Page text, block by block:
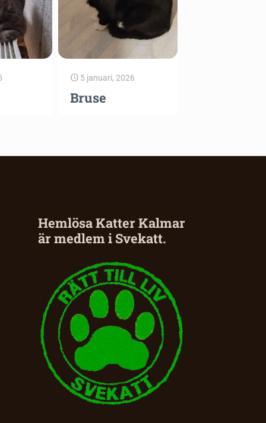
5 januari, 2026
Bruse
Hemlösa Katter Kalmar
är medlem i Svekatt.